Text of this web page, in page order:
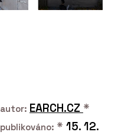
autor: EARCH.CZ *
publikováno: * 15. 12.